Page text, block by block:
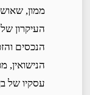
ממון,
העיקרון
הנכסים
הנישואין,
עסקיו של בן